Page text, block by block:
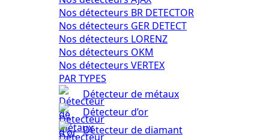
Nos détecteurs BR DETECTOR
Nos détecteurs GER DETECT
Nos détecteurs LORENZ
Nos détecteurs OKM
Nos détecteurs VERTEX
PAR TYPES
Détecteur de métaux
Détecteur d’or
Détecteur de diamant